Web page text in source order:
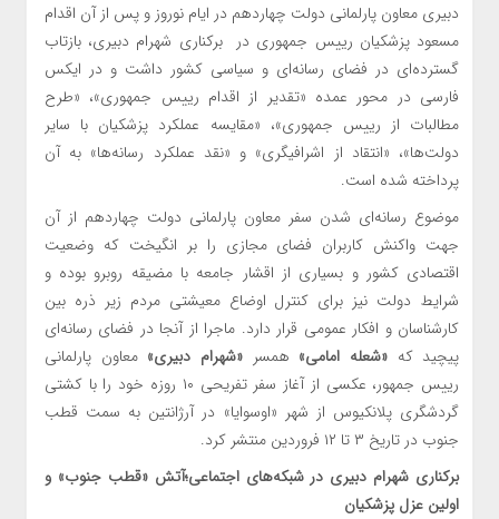
دبیری معاون پارلمانی دولت چهاردهم در ایام نوروز و پس از آن اقدام
مسعود پزشکیان رییس جمهوری در برکناری شهرام دبیری، بازتاب
گسترده‌ای در فضای رسانه‌ای و سیاسی کشور داشت و در ایکس
فارسی در محور عمده «تقدیر از اقدام رییس جمهوری»، «طرح
مطالبات از رییس جمهوری»، «مقایسه عملکرد پزشکیان با سایر
دولت‌ها»، «انتقاد از اشرافیگری» و «نقد عملکرد رسانه‌ها» به آن
پرداخته شده است.
موضوع رسانه‌ای شدن سفر معاون پارلمانی دولت چهاردهم از آن
جهت واکنش کاربران فضای مجازی را بر انگیخت که وضعیت
اقتصادی کشور و بسیاری از اقشار جامعه با مضیقه روبرو بوده و
شرایط دولت نیز برای کنترل اوضاع معیشتی مردم زیر ذره بین
کارشناسان و افکار عمومی قرار دارد. ماجرا از آنجا در فضای رسانه‌ای
پیچید که«شعله امامی» همسر«شهرام دبیری» معاون پارلمانی
رییس جمهور، عکسی از آغاز سفر تفریحی ۱۰ روزه خود را با کشتی
گردشگری پلانکیوس از شهر «اوسوایا» در آرژانتین به سمت قطب
جنوب در تاریخ ۳ تا ۱۲ فروردین منتشر کرد.
برکناری شهرام دبیری در شبکه‌های اجتماعی؛آتش «قطب جنوب» و
اولین عزل پزشکیان